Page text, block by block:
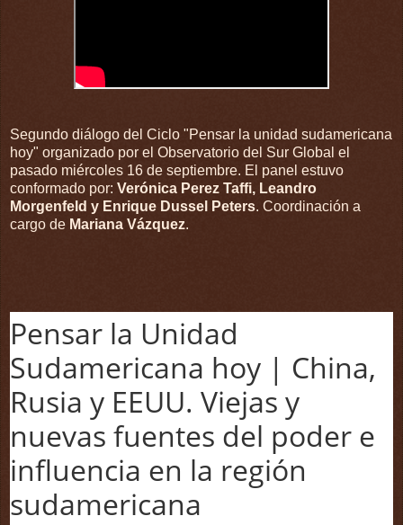
Segundo diálogo del Ciclo "Pensar la unidad sudamericana
hoy" organizado por el Observatorio del Sur Global el
pasado miércoles 16 de septiembre. El panel estuvo
conformado por: Verónica Perez Taffi, Leandro
Morgenfeld y Enrique Dussel Peters. Coordinación a
cargo de Mariana Vázquez.
Pensar la Unidad
Sudamericana hoy | China,
Rusia y EEUU. Viejas y
nuevas fuentes del poder e
influencia en la región
sudamericana